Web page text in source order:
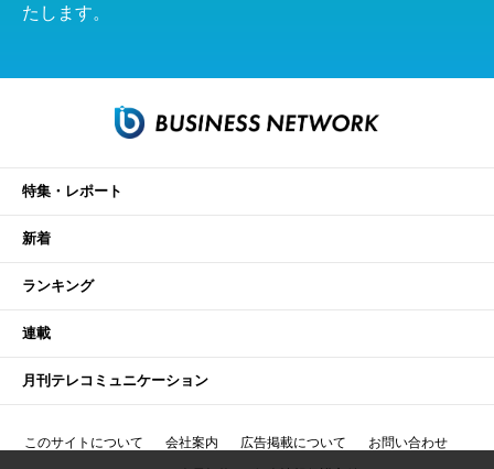
たします。
特集・レポート
新着
ランキング
連載
月刊テレコミュニケーション
このサイトについて 会社案内 広告掲載について お問い合わせ